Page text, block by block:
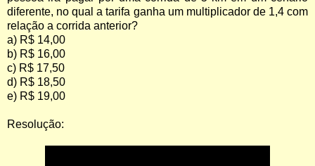
diferente, no qual a tarifa ganha um multiplicador de 1,4 com
relação a corrida anterior?
a) R$ 14,00
b) R$ 16,00
c) R$ 17,50
d) R$ 18,50
e) R$ 19,00
Resolução: